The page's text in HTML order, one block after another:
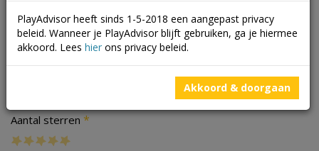
Aantal sterren *
PlayAdvisor heeft sinds 1-5-2018 een aangepast privacy
beleid. Wanneer je PlayAdvisor blijft gebruiken, ga je hiermee
akkoord. Lees hier ons privacy beleid.
Akkoord & doorgaan